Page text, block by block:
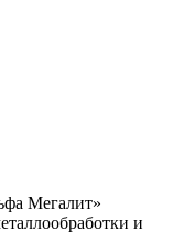
Мегалит»
и